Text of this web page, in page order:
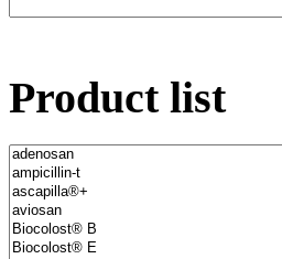
Product list